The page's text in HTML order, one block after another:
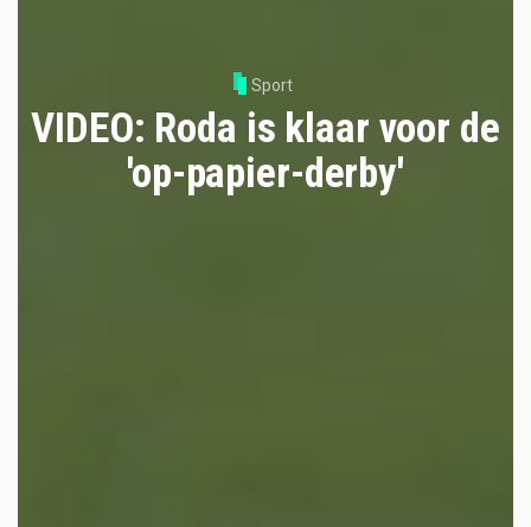
Sport
VIDEO: Roda is klaar voor de
'op-papier-derby'